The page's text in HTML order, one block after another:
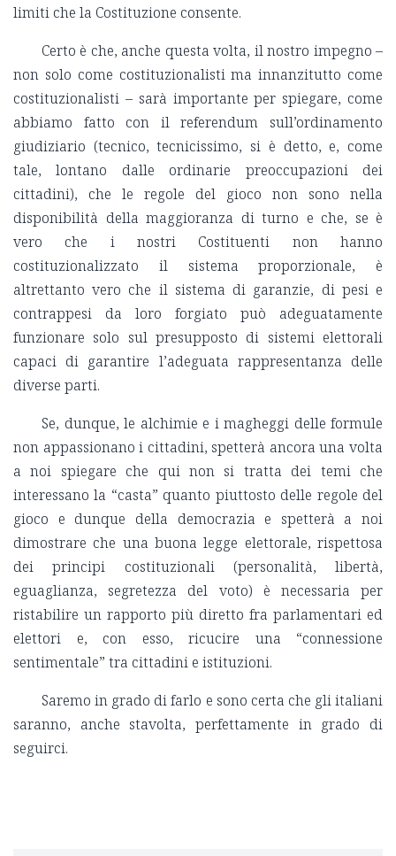
limiti che la Costituzione consente.
Certo è che, anche questa volta, il nostro impegno –
non solo come costituzionalisti ma innanzitutto come
costituzionalisti – sarà importante per spiegare, come
abbiamo fatto con il referendum sull’ordinamento
giudiziario (tecnico, tecnicissimo, si è detto, e, come
tale, lontano dalle ordinarie preoccupazioni dei
cittadini), che le regole del gioco non sono nella
disponibilità della maggioranza di turno e che, se è
vero che i nostri Costituenti non hanno
costituzionalizzato il sistema proporzionale, è
altrettanto vero che il sistema di garanzie, di pesi e
contrappesi da loro forgiato può adeguatamente
funzionare solo sul presupposto di sistemi elettorali
capaci di garantire l’adeguata rappresentanza delle
diverse parti.
Se, dunque, le alchimie e i magheggi delle formule
non appassionano i cittadini, spetterà ancora una volta
a noi spiegare che qui non si tratta dei temi che
interessano la “casta” quanto piuttosto delle regole del
gioco e dunque della democrazia e spetterà a noi
dimostrare che una buona legge elettorale, rispettosa
dei principi costituzionali (personalità, libertà,
eguaglianza, segretezza del voto) è necessaria per
ristabilire un rapporto più diretto fra parlamentari ed
elettori e, con esso, ricucire una “connessione
sentimentale” tra cittadini e istituzioni.
Saremo in grado di farlo e sono certa che gli italiani
saranno, anche stavolta, perfettamente in grado di
seguirci.